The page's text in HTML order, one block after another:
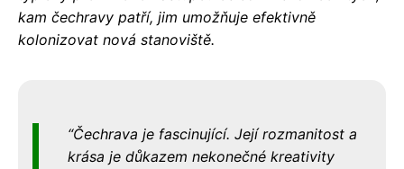
kam čechravy patří, jim umožňuje efektivně
kolonizovat nová stanoviště.
Čechrava je fascinující. Její rozmanitost a
krása je důkazem nekonečné kreativity